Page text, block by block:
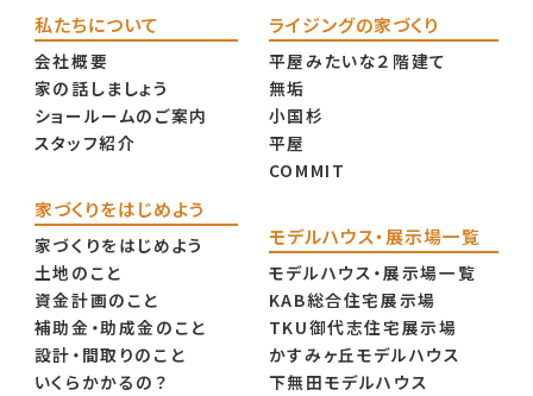
私たちについて
会社概要
家の話しましょう
ショールームのご案内
スタッフ紹介
家づくりをはじめよう
家づくりをはじめよう
土地のこと
資金計画のこと
補助金・助成金のこと
設計・間取りのこと
いくらかかるの？
ライジングの家づくり
平屋みたいな２階建て
無垢
小国杉
平屋
COMMIT
モデルハウス・展示場一覧
モデルハウス・展示場一覧
KAB総合住宅展示場
TKU御代志住宅展示場
かすみヶ丘モデルハウス
下無田モデルハウス